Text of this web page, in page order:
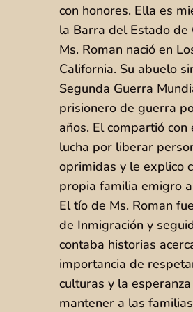
con honores. Ella es
la Barra del Estado de
Ms. Roman nació en
California. Su abuelo
Segunda Guerra
prisionero de guerra
años. El compartió con
lucha por liberar
oprimidas y le explico
propia familia emigro
El tío de Ms. Roman
de Inmigración y
contaba historias
importancia de
culturas y la
mantener a las